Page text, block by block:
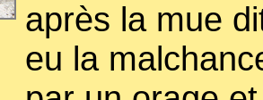
après la mue
eu la